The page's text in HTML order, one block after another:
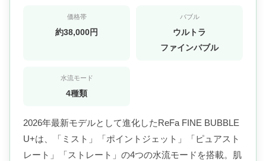
価格帯
約38,000円
バブル
ウルトラ
ファインバブル
水流モード
4種類
2026年最新モデルとして進化したReFa FINE BUBBLE
U+は、「ミスト」「ポイントジェット」「ピュアスト
レート」「ストレート」の4つの水流モードを搭載。肌